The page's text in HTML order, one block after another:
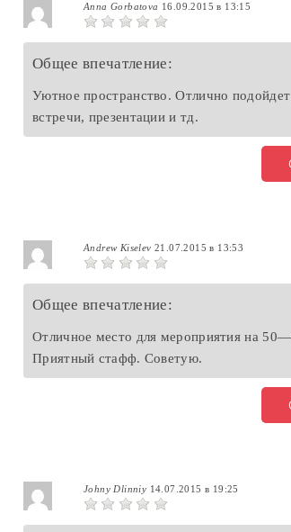
Anna Gorbatova 16.09.2015 в 13:15
Общее впечатление:
Уютное пространство. Отлично
встречи, презентации и тд.
Andrew Kiselev 21.07.2015 в 13:53
Общее впечатление:
Отличное место для мероприятия на
Приятный стафф. Советую.
Johny Dlinniy 14.07.2015 в 19:25